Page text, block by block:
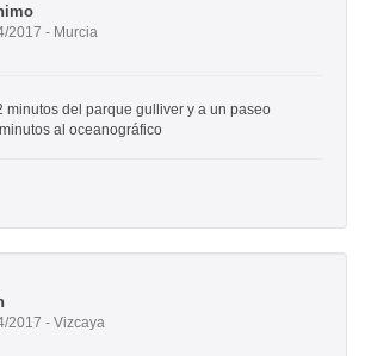
2017 - Murcia
minutos del parque gulliver y a un paseo
al oceanográfico
2017 - Vizcaya